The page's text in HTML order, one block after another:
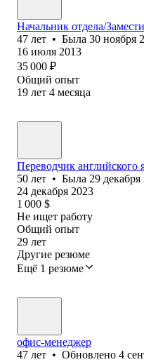
Начальник отдела/
47 лет • Была 30 ноября
16 июля 2013
35 000 ₽
Общий опыт
19 лет 4 месяца
Переводчик английского
50 лет • Была 29 декабря
24 декабря 2023
1 000 $
Не ищет работу
Общий опыт
29 лет
Другие резюме
Ещё 1 резюме
офис-менеджер
47 лет • Обновлено 4